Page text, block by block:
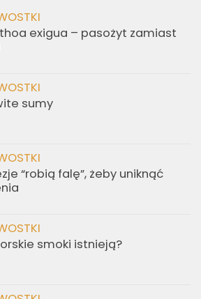
exigua – pasożyt zamiast
sumy
“robią falę”, żeby uniknąć
smoki istnieją?